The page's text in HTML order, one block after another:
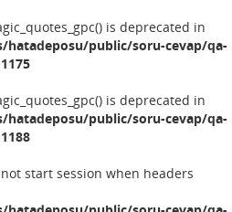
is deprecated in
public/soru-cevap/qa-
1175
is deprecated in
public/soru-cevap/qa-
1188
start session when headers